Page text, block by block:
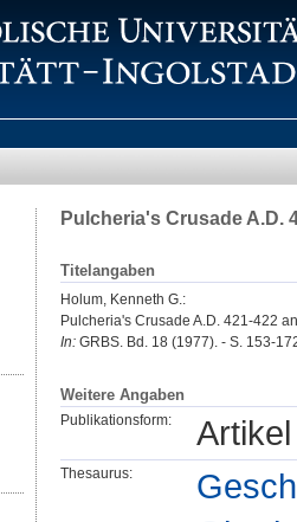
Pulcheria's Crusade A.D.
Titelangaben
Holum, Kenneth G.:
Pulcheria's Crusade A.D. 421-422
In: GRBS. Bd. 18 (1977). - S. 153-
Weitere Angaben
Publikationsform: Artikel
Thesaurus: